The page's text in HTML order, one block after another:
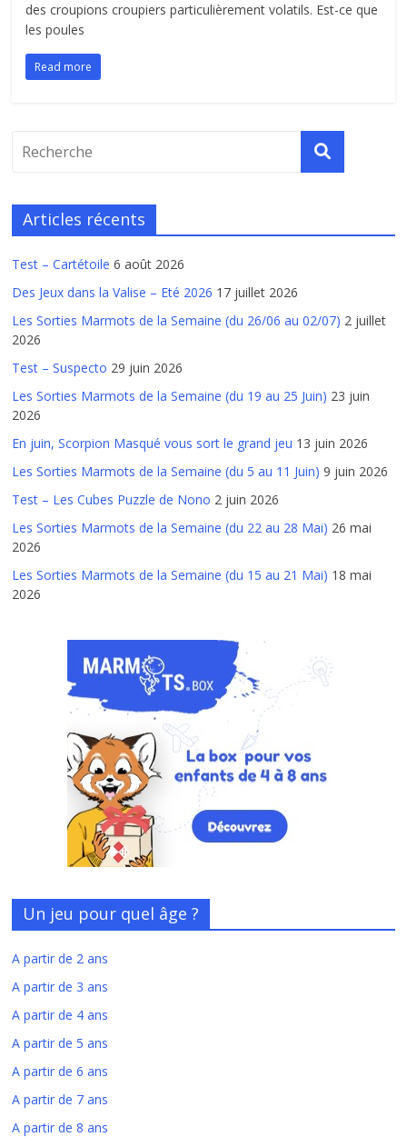
des croupions croupiers particulièrement volatils. Est-ce que
les poules
Read more
Articles récents
Test – Cartétoile 6 août 2026
Des Jeux dans la Valise – Eté 2026 17 juillet 2026
Les Sorties Marmots de la Semaine (du 26/06 au 02/07) 2 juillet
2026
Test – Suspecto 29 juin 2026
Les Sorties Marmots de la Semaine (du 19 au 25 Juin) 23 juin
2026
En juin, Scorpion Masqué vous sort le grand jeu 13 juin 2026
Les Sorties Marmots de la Semaine (du 5 au 11 Juin) 9 juin 2026
Test – Les Cubes Puzzle de Nono 2 juin 2026
Les Sorties Marmots de la Semaine (du 22 au 28 Mai) 26 mai
2026
Les Sorties Marmots de la Semaine (du 15 au 21 Mai) 18 mai
2026
Un jeu pour quel âge ?
A partir de 2 ans
A partir de 3 ans
A partir de 4 ans
A partir de 5 ans
A partir de 6 ans
A partir de 7 ans
A partir de 8 ans